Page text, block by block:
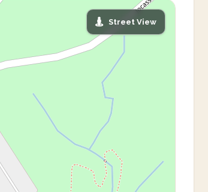
Street View